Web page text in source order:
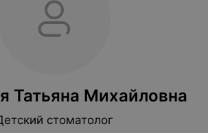
Татьяна Михайловна
стоматолог